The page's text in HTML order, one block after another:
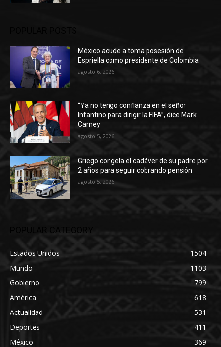
México acude a toma posesión de
Espriella como presidente de Colombia
agosto 6, 2026
“Ya no tengo confianza en el señor
Infantino para dirigir la FIFA”, dice Mark
Carney
agosto 5, 2026
Griego congela el cadáver de su padre por
2 años para seguir cobrando pensión
agosto 5, 2026
POPULAR CATEGORY
Estados Unidos
1504
Mundo
1103
Gobierno
799
América
618
Actualidad
531
Deportes
411
México
369